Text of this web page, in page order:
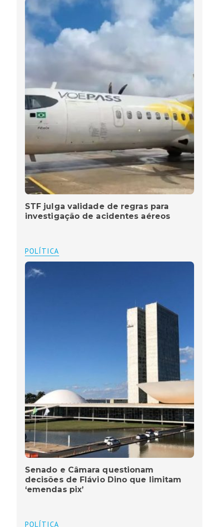
STF julga validade de regras para
investigação de acidentes aéreos
POLÍTICA
Senado e Câmara questionam
decisões de Flávio Dino que limitam
‘emendas pix’
POLÍTICA